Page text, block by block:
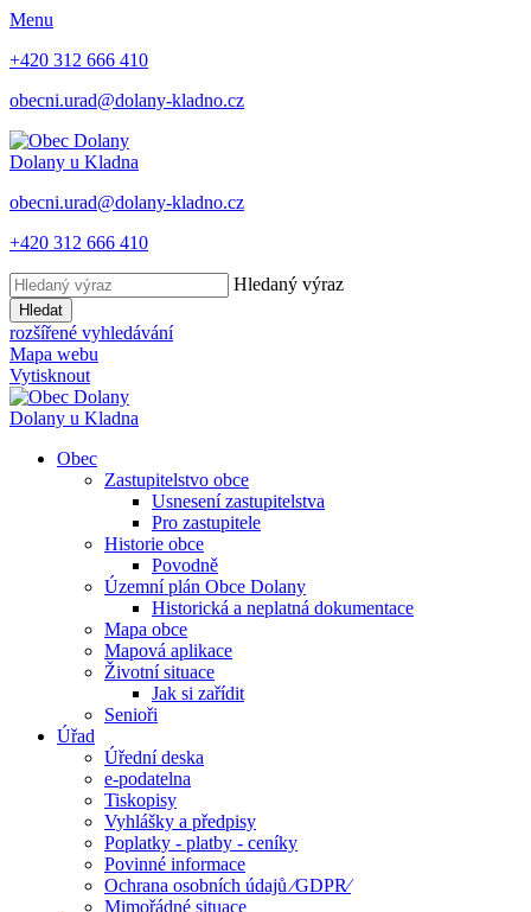
Menu
+420 312 666 410
obecni.urad@dolany-kladno.cz
Dolany u Kladna
obecni.urad@dolany-kladno.cz
+420 312 666 410
Hledaný výraz
Hledat
rozšířené vyhledávání
Mapa webu
Vytisknout
Dolany u Kladna
Obec
Zastupitelstvo obce
Usnesení zastupitelstva
Pro zastupitele
Historie obce
Povodně
Územní plán Obce Dolany
Historická a neplatná dokumentace
Mapa obce
Mapová aplikace
Životní situace
Jak si zařídit
Senioři
Úřad
Úřední deska
e-podatelna
Tiskopisy
Vyhlášky a předpisy
Poplatky - platby - ceníky
Povinné informace
Ochrana osobních údajů ⁄GDPR⁄
Mimořádné situace